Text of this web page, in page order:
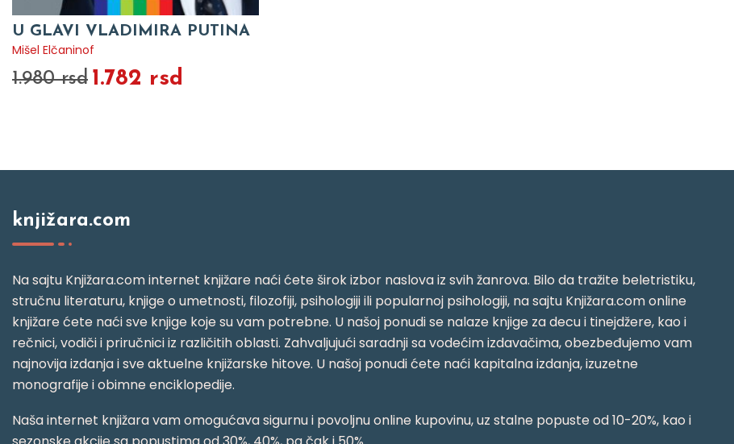
U GLAVI VLADIMIRA PUTINA
Mišel Elčaninof
1.980 rsd 1.782 rsd
knjižara.com
Na sajtu Knjižara.com internet knjižare naći ćete širok izbor naslova iz svih žanrova. Bilo da tražite beletristiku,
stručnu literaturu, knjige o umetnosti, filozofiji, psihologiji ili popularnoj psihologiji, na sajtu Knjižara.com online
knjižare ćete naći sve knjige koje su vam potrebne. U našoj ponudi se nalaze knjige za decu i tinejdžere, kao i
rečnici, vodiči i priručnici iz različitih oblasti. Zahvaljujući saradnji sa vodećim izdavačima, obezbeđujemo vam
najnovija izdanja i sve aktuelne knjižarske hitove. U našoj ponudi ćete naći kapitalna izdanja, izuzetne
monografije i obimne enciklopedije.
Naša internet knjižara vam omogućava sigurnu i povoljnu online kupovinu, uz stalne popuste od 10-20%, kao i